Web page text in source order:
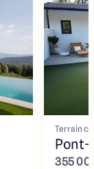
Terrain
Pont-
355